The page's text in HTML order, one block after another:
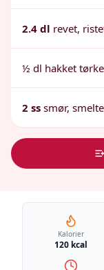
2.4 dl revet,
½ dl hakket
2 ss smør,
Kalorier
120 kcal